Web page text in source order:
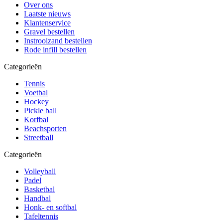
Over ons
Laatste nieuws
Klantenservice
Gravel bestellen
Instrooizand bestellen
Rode infill bestellen
Categorieën
Tennis
Voetbal
Hockey
Pickle ball
Korfbal
Beachsporten
Streetball
Categorieën
Volleyball
Padel
Basketbal
Handbal
Honk- en softbal
Tafeltennis